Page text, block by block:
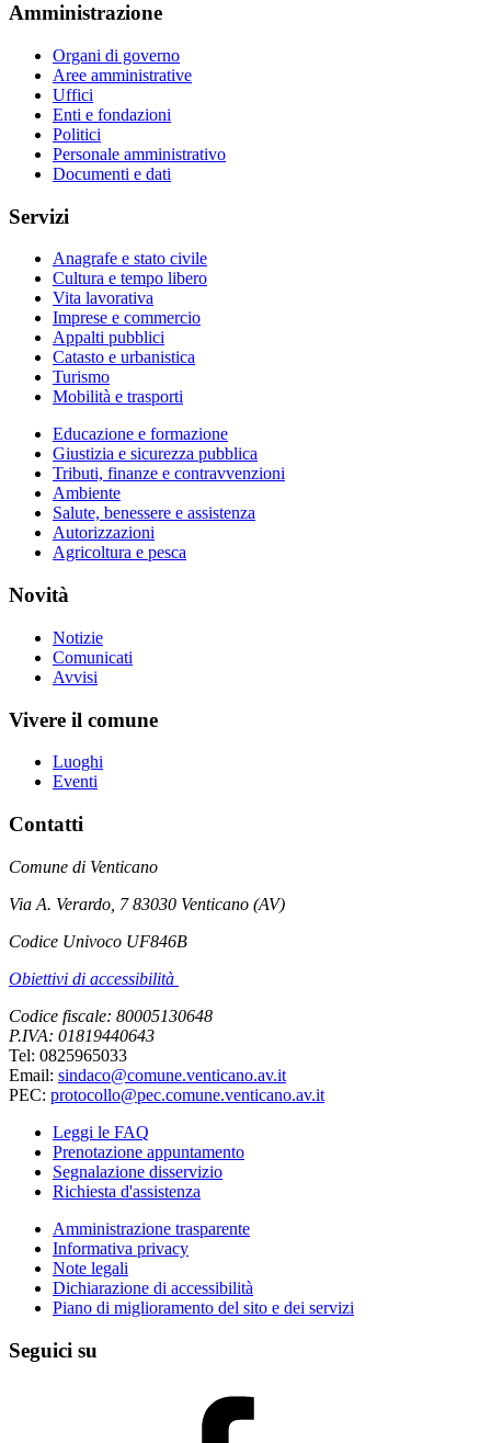
Amministrazione
Organi di governo
Aree amministrative
Uffici
Enti e fondazioni
Politici
Personale amministrativo
Documenti e dati
Servizi
Anagrafe e stato civile
Cultura e tempo libero
Vita lavorativa
Imprese e commercio
Appalti pubblici
Catasto e urbanistica
Turismo
Mobilità e trasporti
Educazione e formazione
Giustizia e sicurezza pubblica
Tributi, finanze e contravvenzioni
Ambiente
Salute, benessere e assistenza
Autorizzazioni
Agricoltura e pesca
Novità
Notizie
Comunicati
Avvisi
Vivere il comune
Luoghi
Eventi
Contatti
Comune di Venticano
Via A. Verardo, 7 83030 Venticano (AV)
Codice Univoco UF846B
Obiettivi di accessibilità
Codice fiscale: 80005130648
P.IVA: 01819440643
Tel: 0825965033
Email: sindaco@comune.venticano.av.it
PEC: protocollo@pec.comune.venticano.av.it
Leggi le FAQ
Prenotazione appuntamento
Segnalazione disservizio
Richiesta d'assistenza
Amministrazione trasparente
Informativa privacy
Note legali
Dichiarazione di accessibilità
Piano di miglioramento del sito e dei servizi
Seguici su